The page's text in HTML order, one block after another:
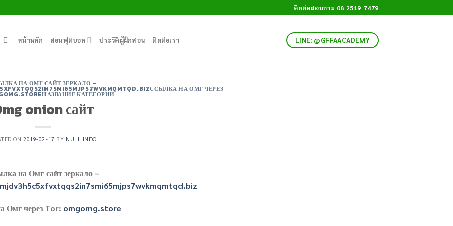
ติดต่อสอบถาม 08 2519 7479
หน้าหลัก สอนฟุตบอล ประวัติผู้ฝึกสอน ติดต่อเรา LINE: @GFFAACADEMY
НА ОМГ САЙТ ЗЕРКАЛО -
НА ОМГ ЧЕРЕЗ
КАТЕГОРИИ
onion сайт
ON2019-02-17 BY NULL INDO
на Омг сайт зеркало –
Омг через Tor: omgomg.store